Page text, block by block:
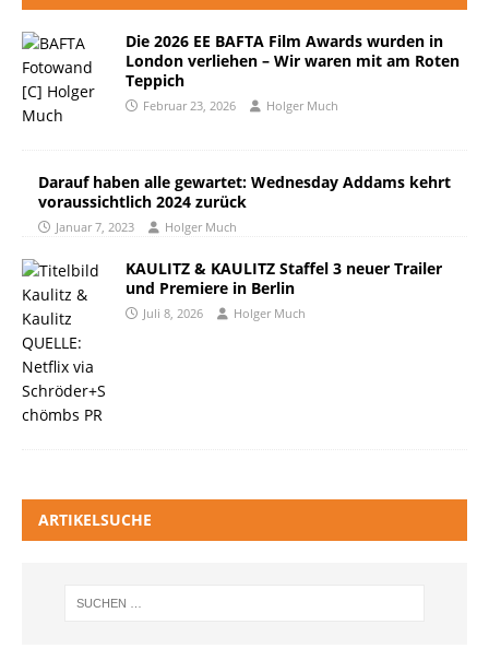
Die 2026 EE BAFTA Film Awards wurden in
London verliehen – Wir waren mit am Roten
Teppich
Februar 23, 2026 Holger Much
Darauf haben alle gewartet: Wednesday Addams kehrt
voraussichtlich 2024 zurück
Januar 7, 2023 Holger Much
KAULITZ & KAULITZ Staffel 3 neuer Trailer
und Premiere in Berlin
Juli 8, 2026 Holger Much
ARTIKELSUCHE